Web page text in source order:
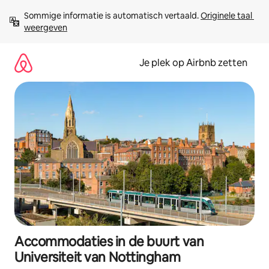
direct
naar
Sommige informatie is automatisch vertaald. Originele taal
weergeven
Je plek op Airbnb zetten
Accommodaties in de buurt van
Universiteit van Nottingham